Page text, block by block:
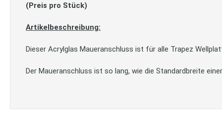
(Preis pro Stück)
Artikelbeschreibung:
Dieser Acrylglas Maueranschluss ist für alle Trapez
Der Maueranschluss ist so lang, wie die Standardbreite